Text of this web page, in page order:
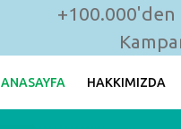
+100.000'den
ANASAYFA HAKKIMIZDA